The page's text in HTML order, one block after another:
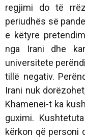
regjimi do të
periudhës së
e këtyre
nga Irani dhe
universitete
tillë negativ.
Irani nuk
Khamenei-t ka
guximi.
kërkon që personi